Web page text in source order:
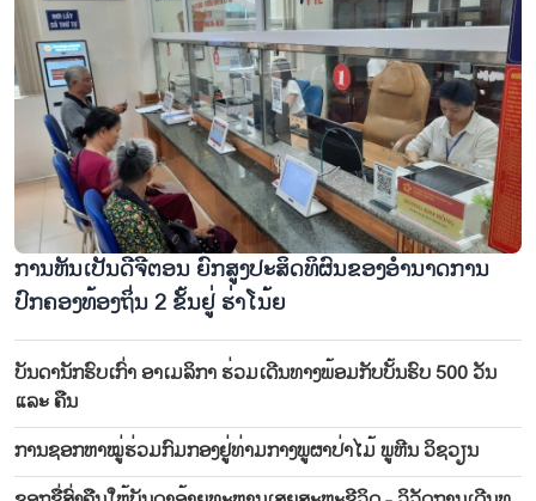
ການຫັນເປັນດີຈີຕອນ ຍົກສູງປະສິດທິຜົນຂອງອຳນາດການ
ປົກຄອງທ້ອງຖິ່ນ 2 ຂັ້ນຢູ່ ຮ່າໂນ້ຍ
ບັນດານັກຮົບເກົ່າ ອາເມລິກາ ຮ່ວມເດີນທາງພ້ອມກັບບັ້ນຮົບ 500 ວັນ
ແລະ ຄືນ
ການຊອກ​ຫາ​ໝູ່​ຮ່ວມ​ກົມ​ກອງ​ຢູ່​ທ່າມ​ກາງ​ພູ​ຜາ​ປ່າ​ໄມ້ ພູ​ຫີນ ວິ​ຊວຽນ